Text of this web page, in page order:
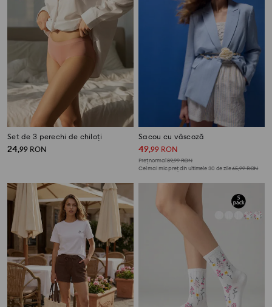
Set de 3 perechi de chiloți
24,99 RON
Sacou cu vâscoză
49,99 RON
Preț normal89,99RON
Cel mai mic preț din ultimele 30 de zile65,99RON